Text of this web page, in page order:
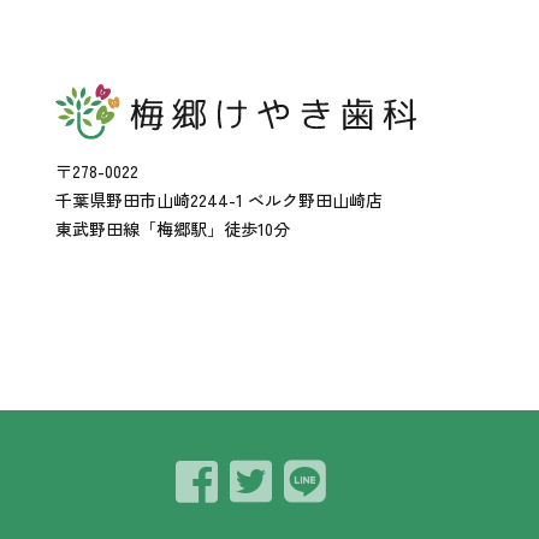
〒278-0022
千葉県野田市山崎2244-1 ベルク野田山崎店
東武野田線「梅郷駅」徒歩10分